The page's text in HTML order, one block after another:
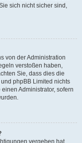
sich nicht sicher sind,
von der Administration
verstoßen haben,
Sie, dass dies die
phpBB Limited nichts
Administrator, sofern
vergeben hat,